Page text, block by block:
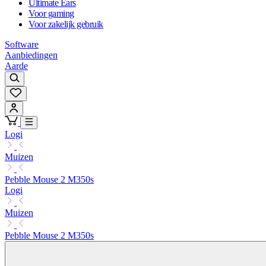
Ultimate Ears
Voor gaming
Voor zakelijk gebruik
Software
Aanbiedingen
Aarde
Logi
Muizen
Pebble Mouse 2 M350s
Logi
Muizen
Pebble Mouse 2 M350s